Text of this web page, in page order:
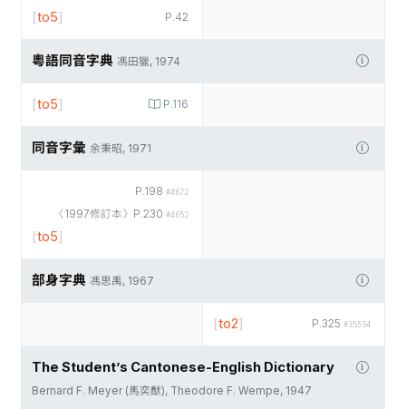
P.42
[to5]
粵語同音字典 馮田獵, 1974
P.116
[to5]
同音字彙 余秉昭, 1971
P.198 #4672
〈1997修訂本〉P.230 #4652
[to5]
部身字典 馮思禹, 1967
P.325 #35534
[to2]
The Student’s Cantonese-English Dictionary
Bernard F. Meyer (馬奕猷), Theodore F. Wempe, 1947